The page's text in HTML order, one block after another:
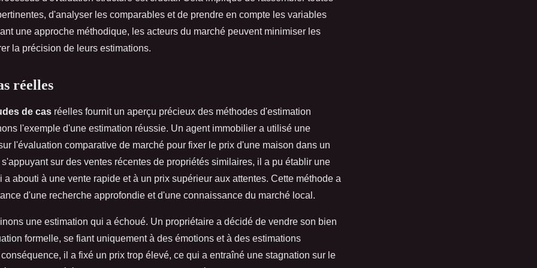
d'analyser les comparables et de prendre en compte les variables
une approche méthodique, les acteurs du marché peuvent minimiser les
la précision de leurs estimations.
réelles
de cas réelles fournit un aperçu précieux des méthodes d'estimation
l'exemple d'une estimation réussie. Un agent immobilier a utilisé une
l'évaluation comparative de marché pour fixer le prix d'une maison dans un
sur des ventes récentes de propriétés similaires, il a pu établir une
a abouti à une vente rapide et à un prix supérieur aux attentes. Cette méthode a
d'une recherche approfondie et d'une connaissance du marché local.
une estimation qui a échoué. Un propriétaire a décidé de vendre son bien
formelle, se fiant uniquement à des émotions et à des estimations
il a fixé un prix trop élevé, ce qui a entraîné une stagnation sur le